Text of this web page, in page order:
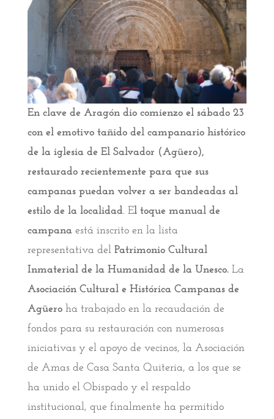
En clave de Aragón dio comienzo el sábado 23
con el emotivo tañido del campanario histórico
de la iglesia de El Salvador (Agüero),
restaurado recientemente para que sus
campanas puedan volver a ser bandeadas al
estilo de la localidad. El toque manual de
campana está inscrito en la lista
representativa delPatrimonio Cultural
Inmaterial de la Humanidad de la Unesco. La
Asociación Cultural e Histórica Campanas de
Agüeroha trabajado en la recaudación de
fondos para su restauración con numerosas
iniciativas y el apoyo de vecinos, la Asociación
de Amas de Casa Santa Quiteria, a los que se
ha unido el Obispado y el respaldo
institucional, que finalmente ha permitido